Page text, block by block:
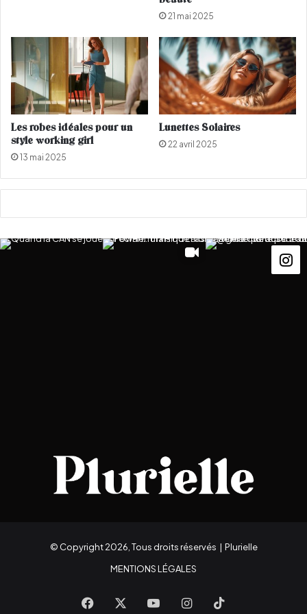
a
n
t
l
f
t
o
u
21 mai 2025
Les robes idéales pour un
style working girl
13 mai 2025
Lunettes Solaires
22 avril 2025
© Copyright 2026, Tous droits réservés | Plurielle
MENTIONS LÉGALES
Facebook YouTubeInstagram